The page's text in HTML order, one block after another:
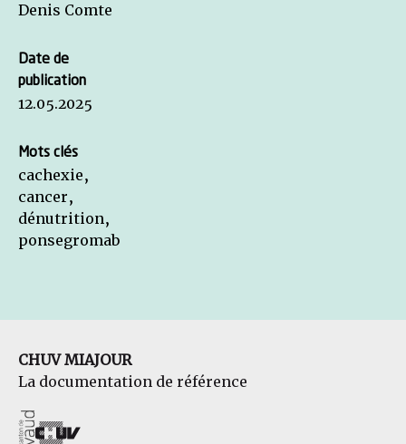
Denis Comte
Date de
publication
12.05.2025
Mots clés
cachexie,
cancer,
dénutrition,
ponsegromab
CHUV MIAJOUR
La documentation de référence